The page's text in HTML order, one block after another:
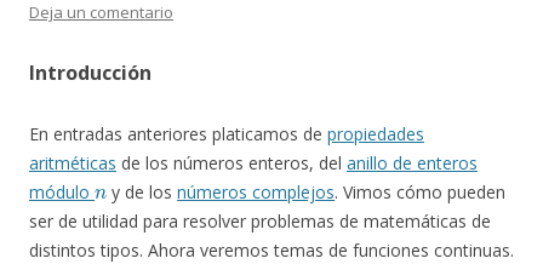
Deja un comentario
Introducción
En entradas anteriores platicamos de propiedades
aritméticas de los números enteros, del anillo de enteros
módulo
n
y de losnúmeros complejos. Vimos cómo pueden
ser de utilidad para resolver problemas de matemáticas de
distintos tipos. Ahora veremos temas de funciones continuas.